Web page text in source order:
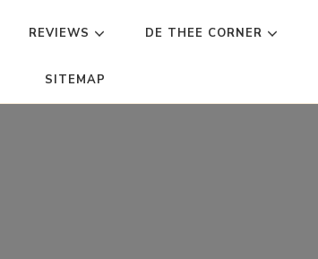
REVIEWS DE THEE CORNER
SITEMAP